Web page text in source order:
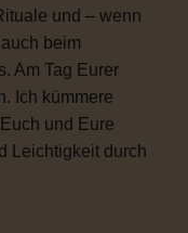
und – wenn
beim
Am Tag Eurer
Ich kümmere
und Eure
Leichtigkeit durch